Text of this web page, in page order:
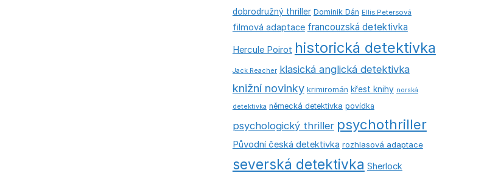
dobrodružný thriller Dominik Dán Ellis Petersová
filmová adaptace francouzská detektivka
Hercule Poirot historická detektivka
Jack Reacher klasická anglická detektivka
knižní novinky krimiromán křest knihy norská
detektivka německá detektivka povídka
psychologický thriller psychothriller
Původní česká detektivka rozhlasová adaptace
severská detektivka Sherlock